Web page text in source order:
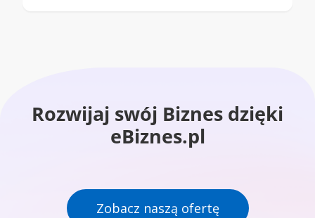
Rozwijaj swój Biznes dzięki
eBiznes.pl
Zobacz naszą ofertę